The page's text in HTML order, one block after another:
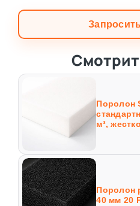
Поролон
м³,
Поролон
40 мм 20